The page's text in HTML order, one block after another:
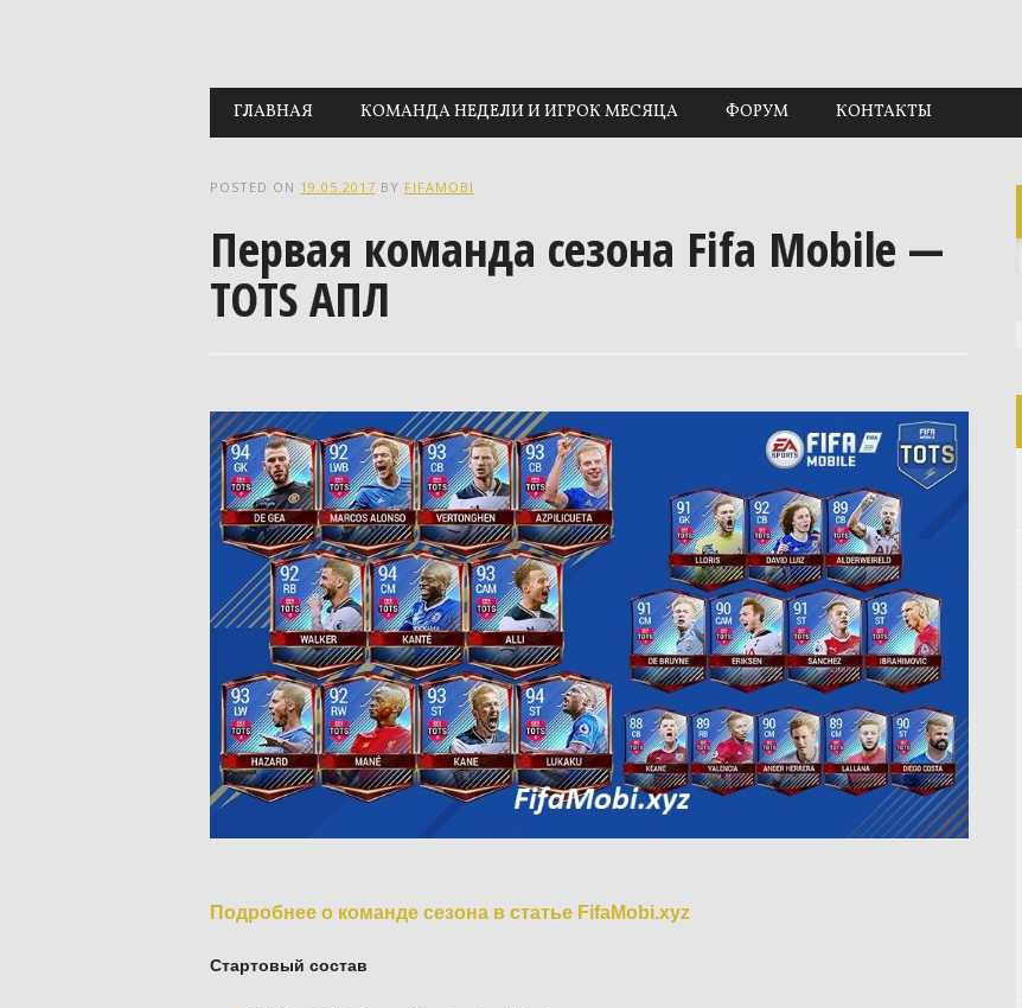
Main menu
Skip to content
ГЛАВНАЯ КОМАНДА НЕДЕЛИ И ИГРОК МЕСЯЦА ФОРУМ КОНТАКТЫ
POSTED ON 19.05.2017 BY FIFAMOBI
Первая команда сезона Fifa Mobile —
TOTS АПЛ
Подробнее о команде сезона в статье FifaMobi.xyz
Стартовый состав